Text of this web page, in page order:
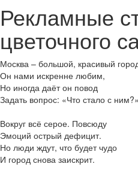
Рекламные
цветочного
Москва – большой, красивый
Он нами искренне любим,
Но иногда даёт он повод
Задать вопрос: «Что стало с
Вокруг всё серое. Повсюду
Эмоций острый дефицит.
Но люди ждут, что будет чудо
И город снова заискрит.